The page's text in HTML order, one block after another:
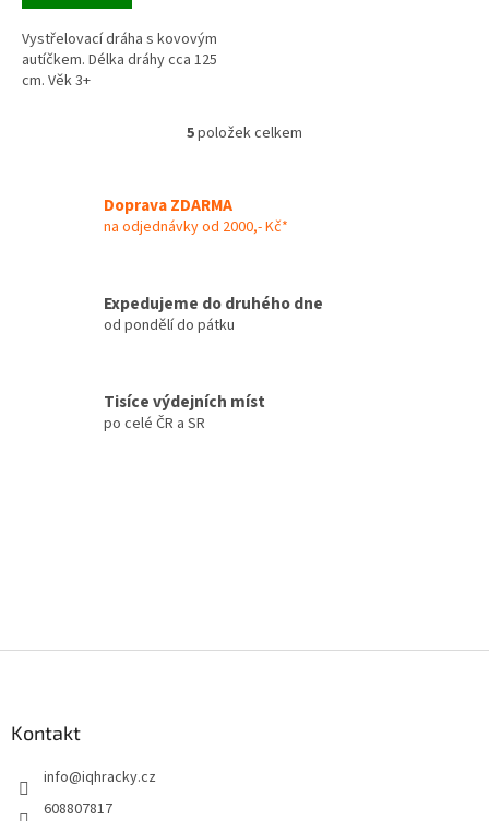
Vystřelovací dráha s kovovým
autíčkem. Délka dráhy cca 125
cm. Věk 3+
O
d
p
y
v
5položek celkem
Doprava ZDARMA
na odjednávky od 2000,- Kč*
Expedujeme do druhého dne
od pondělí do pátku
Tisíce výdejních míst
po celé ČR a SR
Kontakt
info@iqhracky.cz
608807817